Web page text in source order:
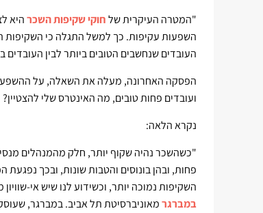
"המטרה העיקרית שלחוקי שקיפות השכרהיא
השפעות עקיפות. כך למשל התגלה כי השקיפות
העובדים שנחשבים הטובים ביותר לבין העובדים
הפסקה האחרונה, מעלה את השאלה, על
ועובדים פחות טובים, מה האינטרס שלי להצטיין?
נקרא הלאה:
"כשהשכר נהיה שקוף יותר, חלק מהמנהלים
פחות, ובהן בונוסים והטבות שונות, ובכך
השקיפות נמוכה יותר, וכשידוע לנו שיש אי-
במברגר